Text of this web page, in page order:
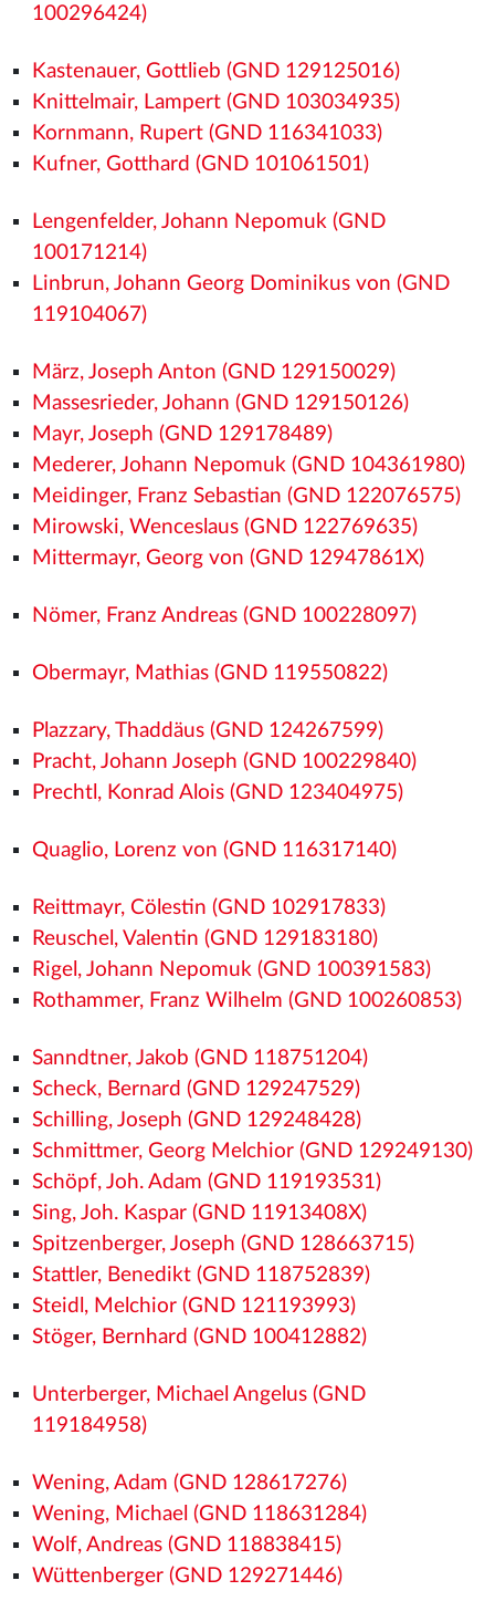
100296424)
Kastenauer, Gottlieb (GND 129125016)
Knittelmair, Lampert (GND 103034935)
Kornmann, Rupert (GND 116341033)
Kufner, Gotthard (GND 101061501)
Lengenfelder, Johann Nepomuk (GND
100171214)
Linbrun, Johann Georg Dominikus von (GND
119104067)
März, Joseph Anton (GND 129150029)
Massesrieder, Johann (GND 129150126)
Mayr, Joseph (GND 129178489)
Mederer, Johann Nepomuk (GND 104361980)
Meidinger, Franz Sebastian (GND 122076575)
Mirowski, Wenceslaus (GND 122769635)
Mittermayr, Georg von (GND 12947861X)
Nömer, Franz Andreas (GND 100228097)
Obermayr, Mathias (GND 119550822)
Plazzary, Thaddäus (GND 124267599)
Pracht, Johann Joseph (GND 100229840)
Prechtl, Konrad Alois (GND 123404975)
Quaglio, Lorenz von (GND 116317140)
Reittmayr, Cölestin (GND 102917833)
Reuschel, Valentin (GND 129183180)
Rigel, Johann Nepomuk (GND 100391583)
Rothammer, Franz Wilhelm (GND 100260853)
Sanndtner, Jakob (GND 118751204)
Scheck, Bernard (GND 129247529)
Schilling, Joseph (GND 129248428)
Schmittmer, Georg Melchior (GND 129249130)
Schöpf, Joh. Adam (GND 119193531)
Sing, Joh. Kaspar (GND 11913408X)
Spitzenberger, Joseph (GND 128663715)
Stattler, Benedikt (GND 118752839)
Steidl, Melchior (GND 121193993)
Stöger, Bernhard (GND 100412882)
Unterberger, Michael Angelus (GND
119184958)
Wening, Adam (GND 128617276)
Wening, Michael (GND 118631284)
Wolf, Andreas (GND 118838415)
Wüttenberger (GND 129271446)